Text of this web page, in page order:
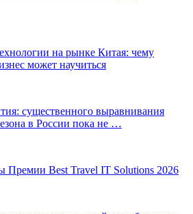
на рынке Китая: чему
может научиться
существенного выравнивания
в России пока не …
Премии Best Travel IT Solutions 2026